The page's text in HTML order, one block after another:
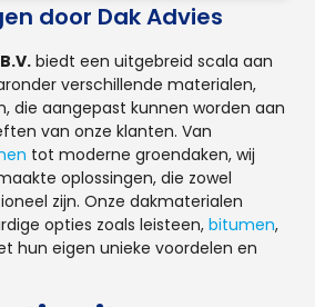
door Dak Advies
biedt een uitgebreid scala aan
verschillende materialen,
die aangepast kunnen worden aan
van onze klanten. Van
tot moderne groendaken, wij
oplossingen, die zowel
zijn. Onze dakmaterialen
opties zoals leisteen, bitumen,
hun eigen unieke voordelen en